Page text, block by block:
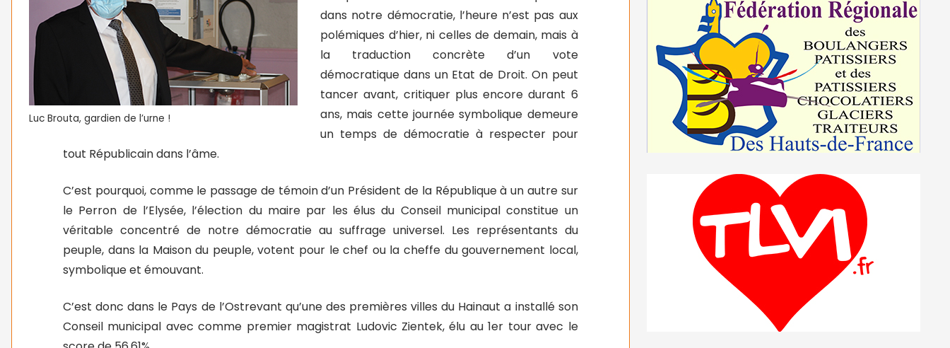
Luc Brouta, gardien de l’urne !
dans notre démocratie, l’heure n’est pas aux
polémiques d’hier, ni celles de demain, mais à
la traduction concrète d’un vote
démocratique dans un Etat de Droit. On peut
tancer avant, critiquer plus encore durant 6
ans, mais cette journée symbolique demeure
un temps de démocratie à respecter pour
tout Républicain dans l’âme.
C’est pourquoi, comme le passage de témoin d’un Président de la République à un autre sur
le Perron de l’Elysée, l’élection du maire par les élus du Conseil municipal constitue un
véritable concentré de notre démocratie au suffrage universel. Les représentants du
peuple, dans la Maison du peuple, votent pour le chef ou la cheffe du gouvernement local,
symbolique et émouvant.
C’est donc dans le Pays de l’Ostrevant qu’une des premières villes du Hainaut a installé son
Conseil municipal avec comme premier magistrat Ludovic Zientek, élu au 1er tour avec le